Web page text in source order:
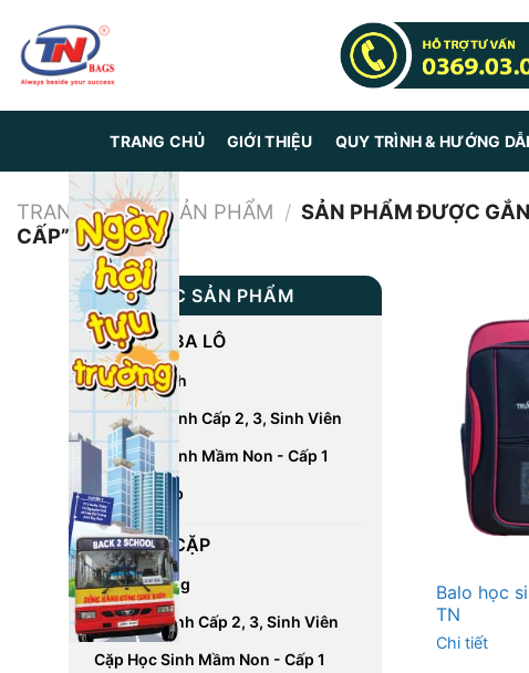
content
TRANG CHỦ GIỚI THIỆU QUY TRÌNH & HƯỚNG
TRANG CHỦ / SẢN PHẨM / SẢN PHẨM ĐƯỢC
CẤP”
DANH MỤC SẢN PHẨM
CÁC LOẠI BA LÔ
Balo Du Lịch
Balo Học Sinh Cấp 2, 3, Sinh Viên
Balo Học Sinh Mầm Non - Cấp 1
Balo Laptop
CÁC LOẠI CẶP
Cặp Đa Năng
Cặp Học Sinh Cấp 2, 3, Sinh Viên
Cặp Học Sinh Mầm Non - Cấp 1
Balo học
TN
Chi tiết